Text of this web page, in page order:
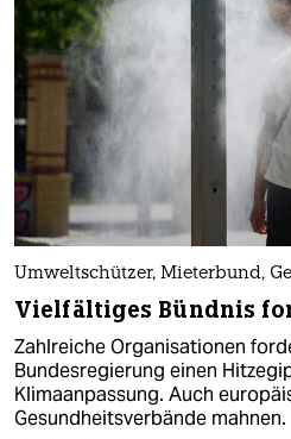
Umweltschützer, Mieterbund,
Vielfältiges Bündnis
Zahlreiche Organisationen
Bundesregierung einen
Klimaanpassung. Auch
Gesundheitsverbände mahnen.